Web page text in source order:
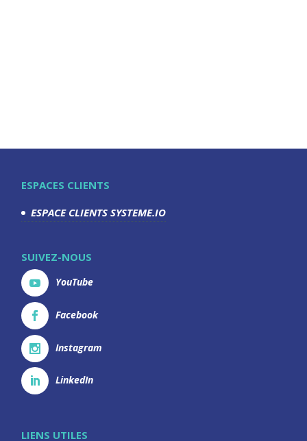
ESPACES CLIENTS
ESPACE CLIENTS SYSTEME.IO
SUIVEZ-NOUS
YouTube
Facebook
Instagram
LinkedIn
LIENS UTILES